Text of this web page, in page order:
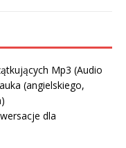
Mp3 (Audio
(angielskiego,
dla